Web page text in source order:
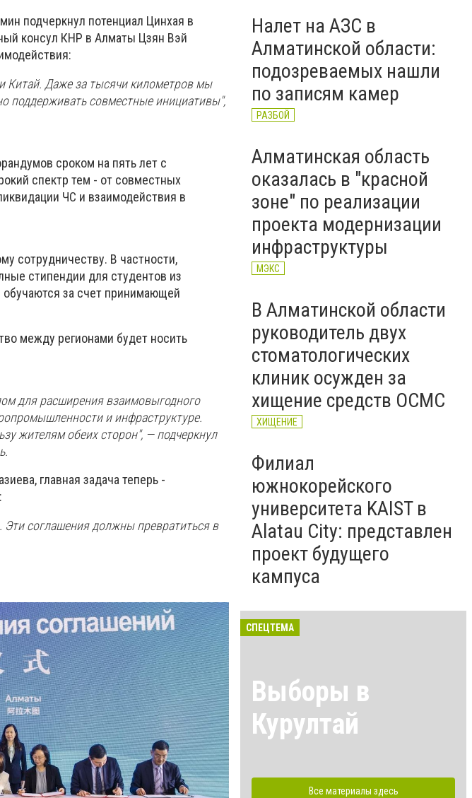
подчеркнул потенциал Цинхая в
консул КНР в Алматы Цзян Вэй
Китай. Даже за тысячи километров мы
поддерживать совместные инициативы",
сроком на пять лет с
спектр тем - от совместных
ЧС и взаимодействия в
сотрудничеству. В частности,
стипендии для студентов из
обучаются за счет принимающей
между регионами будет носить
для расширения взаимовыгодного
и инфраструктуре.
жителям обеих сторон", — подчеркнул
главная задача теперь -
соглашения должны превратиться в
Налет на АЗС в
Алматинской области:
подозреваемых нашли
по записям камер
РАЗБОЙ
Алматинская область
оказалась в "красной
зоне" по реализации
проекта модернизации
инфраструктуры
МЭКС
В Алматинской области
руководитель двух
стоматологических
клиник осужден за
хищение средств ОСМС
ХИЩЕНИЕ
Филиал
южнокорейского
университета KAIST в
Alatau City: представлен
проект будущего
кампуса
СПЕЦТЕМА
Выборы в
Курултай
Все материалы здесь